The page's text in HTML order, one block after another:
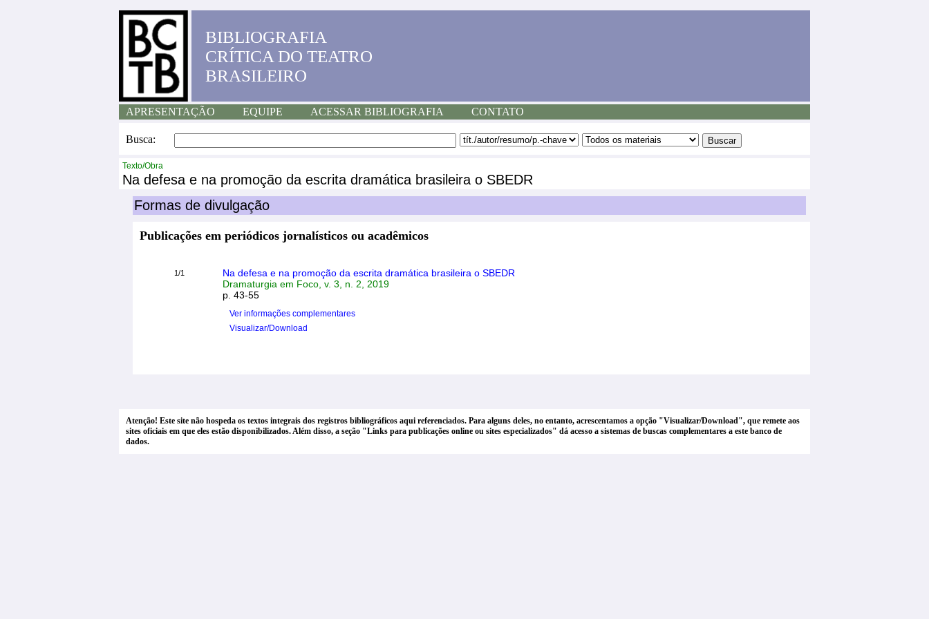
BIBLIOGRAFIA
CRÍTICA DO TEATRO
BRASILEIRO
APRESENTAÇÃO EQUIPE ACESSAR BIBLIOGRAFIA CONTATO
Busca:
Texto/Obra
Na defesa e na promoção da escrita dramática brasileira o SBEDR
Formas de divulgação
Publicações em periódicos jornalísticos ou acadêmicos
1/1
Na defesa e na promoção da escrita dramática brasileira o SBEDR
Dramaturgia em Foco, v. 3, n. 2, 2019
p. 43-55
Ver informações complementares
Visualizar/Download
Atenção! Este site não hospeda os textos integrais dos registros bibliográficos aqui referenciados. Para alguns deles, no entanto, acrescentamos a opção "Visualizar/Download", que remete aos
sites oficiais em que eles estão disponibilizados. Além disso, a seção "Links para publicações online ou sites especializados" dá acesso a sistemas de buscas complementares a este banco de
dados.